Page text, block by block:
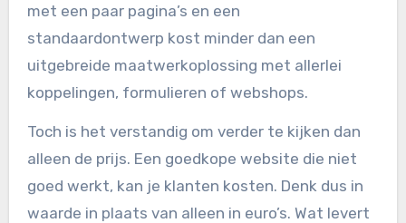
met een paar pagina’s en een
standaardontwerp kost minder dan een
uitgebreide maatwerkoplossing met allerlei
koppelingen, formulieren of webshops.
Toch is het verstandig om verder te kijken dan
alleen de prijs. Een goedkope website die niet
goed werkt, kan je klanten kosten. Denk dus in
waarde in plaats van alleen in euro’s. Wat levert